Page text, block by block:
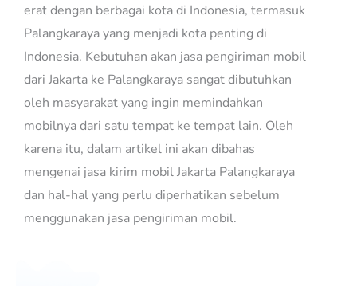
erat dengan berbagai kota di Indonesia, termasuk
Palangkaraya yang menjadi kota penting di
Indonesia. Kebutuhan akan jasa pengiriman mobil
dari Jakarta ke Palangkaraya sangat dibutuhkan
oleh masyarakat yang ingin memindahkan
mobilnya dari satu tempat ke tempat lain. Oleh
karena itu, dalam artikel ini akan dibahas
mengenai jasa kirim mobil Jakarta Palangkaraya
dan hal-hal yang perlu diperhatikan sebelum
menggunakan jasa pengiriman mobil.